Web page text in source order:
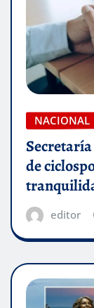
NACIONAL
de
editor